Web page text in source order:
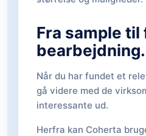
Fra sample til
bearbejdning.
Når du har fundet et
gå videre med de
interessante ud.
Herfra kan Coherta